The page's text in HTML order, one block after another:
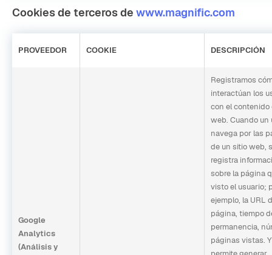
Cookies de terceros de www.magnific.com
PROVEEDOR COOKIE DESCRIPCIÓN
Google
Analytics
(Análisis y
Registramos
interactúan los
con el contenido
web. Cuando un
navega por las
de un sitio web,
registra
sobre la página
visto el usuario;
ejemplo, la URL
página, tiempo
permanencia,
páginas vistas.